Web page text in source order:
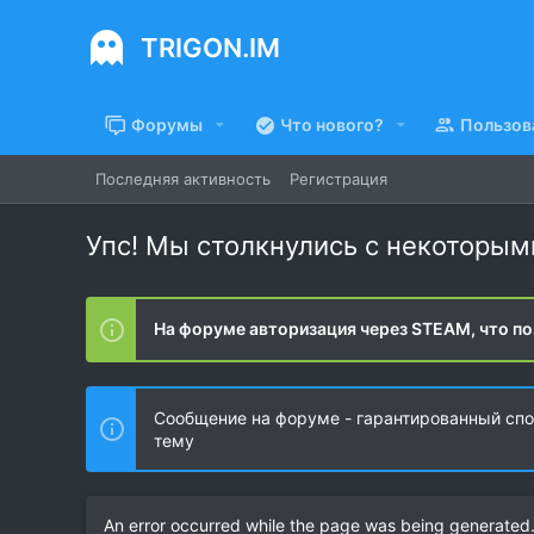
TRIGON.IM
Форумы Что нового?
Последняя активность Регистрация
Упс! Мы столкнулись с
На форуме авторизация через STEAM, что
Сообщение на форуме - гарантированный
тему
An error occurred while the page was being